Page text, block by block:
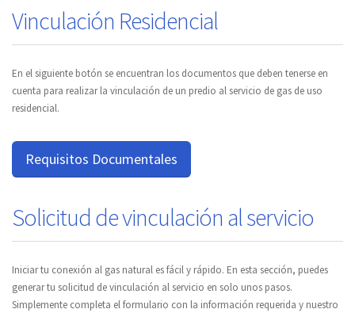
Vinculación Residencial
En el siguiente botón se encuentran los documentos que deben tenerse en
cuenta para realizar la vinculación de un predio al servicio de gas de uso
residencial.
Requisitos Documentales
Solicitud de vinculación al servicio
Iniciar tu conexión al gas natural es fácil y rápido. En esta sección, puedes
generar tu solicitud de vinculación al servicio en solo unos pasos.
Simplemente completa el formulario con la información requerida y nuestro